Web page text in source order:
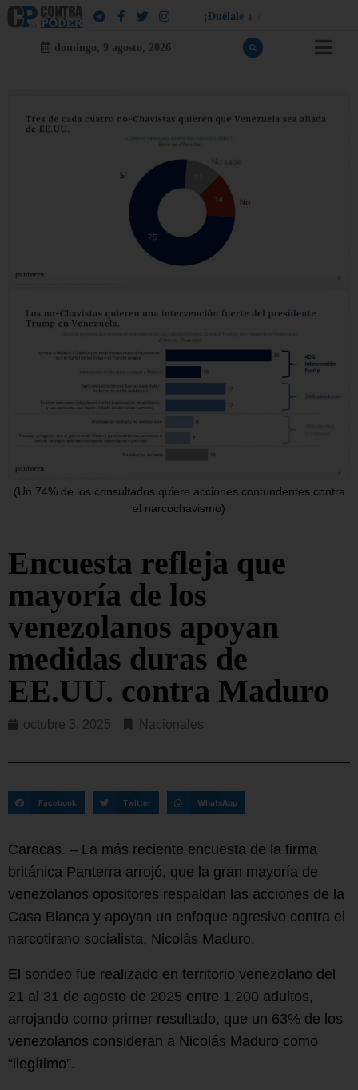
¡ Dué a e a
domingo, 9 agosto, 2026
(Un 74% de los consultados quiere acciones contundentes contra
el narcochavismo)
Encuesta refleja que
mayoría de los
venezolanos apoyan
medidas duras de
EE.UU. contra Maduro
octubre 3, 2025 Nacionales
Facebook Twitter WhatsApp
Caracas. – La más reciente encuesta de la firma
británica Panterra arrojó, que la gran mayoría de
venezolanos opositores respaldan las acciones de la
Casa Blanca y apoyan un enfoque agresivo contra el
narcotirano socialista, Nicolás Maduro.
El sondeo fue realizado en territorio venezolano del
21 al 31 de agosto de 2025 entre 1.200 adultos,
arrojando como primer resultado, que un 63% de los
venezolanos consideran a Nicolás Maduro como
“ilegítimo”.